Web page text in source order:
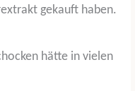
gekauft haben.
hätte in vielen